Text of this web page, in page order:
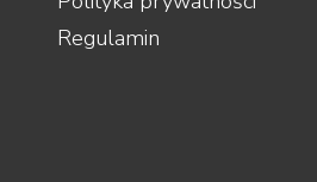
Regulamin